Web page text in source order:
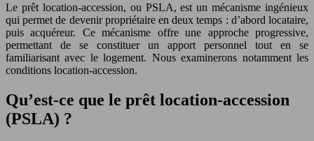
Le prêt location-accession, ou PSLA, est un mécanisme ingénieux
qui permet de devenir propriétaire en deux temps : d’abord locataire,
puis acquéreur. Ce mécanisme offre une approche progressive,
permettant de se constituer un apport personnel tout en se
familiarisant avec le logement. Nous examinerons notamment les
conditions location-accession.
Qu’est-ce que le prêt location-accession
(PSLA) ?